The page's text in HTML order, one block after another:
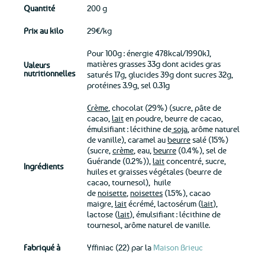
Quantité 200 g
Prix au kilo 29€/kg
Valeurs
nutritionnelles
Pour 100g : énergie 478kcal/1990kJ,
matières grasses 33g dont acides gras
saturés 17g, glucides 39g dont sucres 32g,
protéines 3.9g, sel 0.31g
Ingrédients
Crème , chocolat (29%) (sucre, pâte de
cacao, laiten poudre, beurre de cacao,
émulsifiant : lécithine desoja , arôme naturel
de vanille), caramel aubeurresalé (15%)
(sucre, crème , eau, beurre (0.4%), sel de
Guérande (0.2%)), laitconcentré, sucre,
huiles et graisses végétales (beurre de
cacao, tournesol), huile
denoisette noisettes (1.5%), cacao
maigre, laitécrémé, lactosérum (lait),
lactose (lait), émulsifiant : lécithine de
tournesol, arôme naturel de vanille.
Fabriqué à Yffiniac (22) par la Maison Brieuc